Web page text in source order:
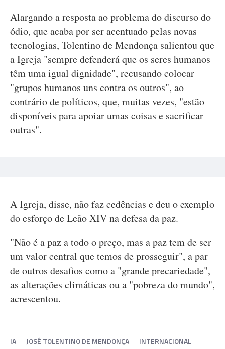
Alargando a resposta ao problema do discurso do
ódio, que acaba por ser acentuado pelas novas
tecnologias, Tolentino de Mendonça salientou que
a Igreja "sempre defenderá que os seres humanos
têm uma igual dignidade", recusando colocar
"grupos humanos uns contra os outros", ao
contrário de políticos, que, muitas vezes, "estão
disponíveis para apoiar umas coisas e sacrificar
outras".
A Igreja, disse, não faz cedências e deu o exemplo
do esforço de Leão XIV na defesa da paz.
"Não é a paz a todo o preço, mas a paz tem de ser
um valor central que temos de prosseguir", a par
de outros desafios como a "grande precariedade",
as alterações climáticas ou a "pobreza do mundo",
acrescentou.
IA JOSÉ TOLENTINO DE MENDONÇA INTERNACIONAL